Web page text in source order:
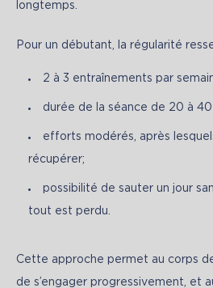
longtemps.
Pour un débutant, la régularité
2 à 3 entraînements par
durée de la séance de 20 à 40
efforts modérés, après
récupérer;
possibilité de sauter un jour
tout est perdu.
Cette approche permet au corps
de s’engager progressivement, et